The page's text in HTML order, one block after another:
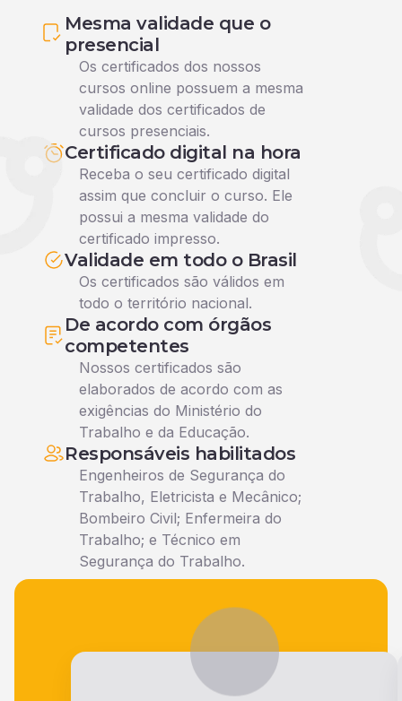
Mesma validade que o
presencial
Os certificados dos nossos
cursos online possuem a mesma
validade dos certificados de
cursos presenciais.
Certificado digital na hora
Receba o seu certificado digital
assim que concluir o curso. Ele
possui a mesma validade do
certificado impresso.
Validade em todo o Brasil
Os certificados são válidos em
todo o território nacional.
De acordo com órgãos
competentes
Nossos certificados são
elaborados de acordo com as
exigências do Ministério do
Trabalho e da Educação.
Responsáveis habilitados
Engenheiros de Segurança do
Trabalho, Eletricista e Mecânico;
Bombeiro Civil; Enfermeira do
Trabalho; e Técnico em
Segurança do Trabalho.
Veja o que nossos alunos falam